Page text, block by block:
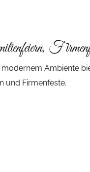
Ambiente
und Firmenfeste.